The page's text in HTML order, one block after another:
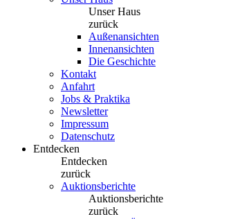
Unser Haus
zurück
Außenansichten
Innenansichten
Die Geschichte
Kontakt
Anfahrt
Jobs & Praktika
Newsletter
Impressum
Datenschutz
Entdecken
Entdecken
zurück
Auktionsberichte
Auktionsberichte
zurück